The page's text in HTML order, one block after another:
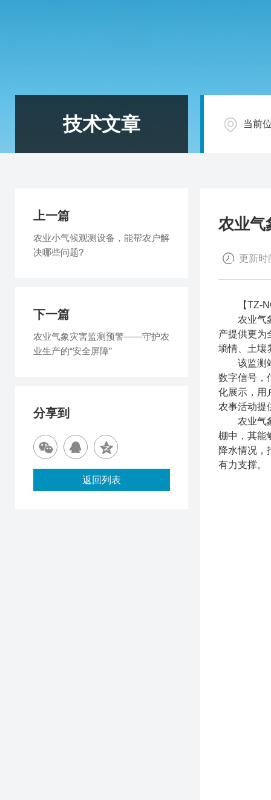
技术文章 当前
农业
更新时
【TZ-
农业气象
产提供更为
墒情、土壤
该监测站
数字信号，
化展示，用
农事活动提
农业气象
棚中，其能
降水情况，
有力支撑。
上一篇
农业小气候观测设备，能帮农户解
决哪些问题?
下一篇
农业气象灾害监测预警——守护农
业生产的“安全屏障”
分享到
返回列表